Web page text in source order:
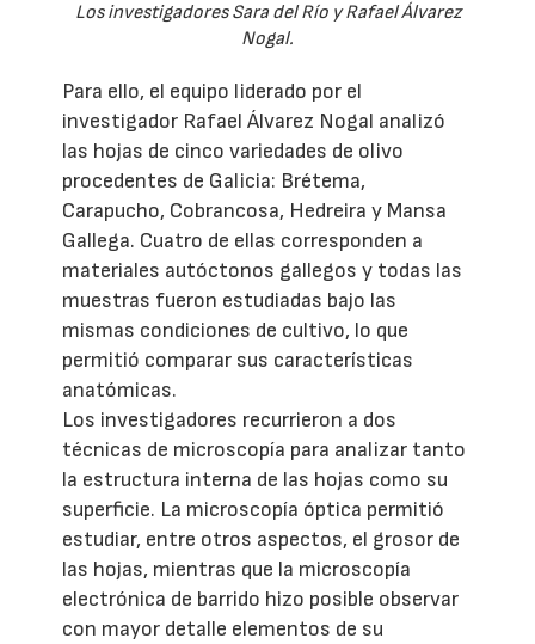
Los investigadores Sara del Río y Rafael Álvarez
Nogal.
Para ello, el equipo liderado por el
investigador Rafael Álvarez Nogal analizó
las hojas de cinco variedades de olivo
procedentes de Galicia: Brétema,
Carapucho, Cobrancosa, Hedreira y Mansa
Gallega. Cuatro de ellas corresponden a
materiales autóctonos gallegos y todas las
muestras fueron estudiadas bajo las
mismas condiciones de cultivo, lo que
permitió comparar sus características
anatómicas.
Los investigadores recurrieron a dos
técnicas de microscopía para analizar tanto
la estructura interna de las hojas como su
superficie. La microscopía óptica permitió
estudiar, entre otros aspectos, el grosor de
las hojas, mientras que la microscopía
electrónica de barrido hizo posible observar
con mayor detalle elementos de su